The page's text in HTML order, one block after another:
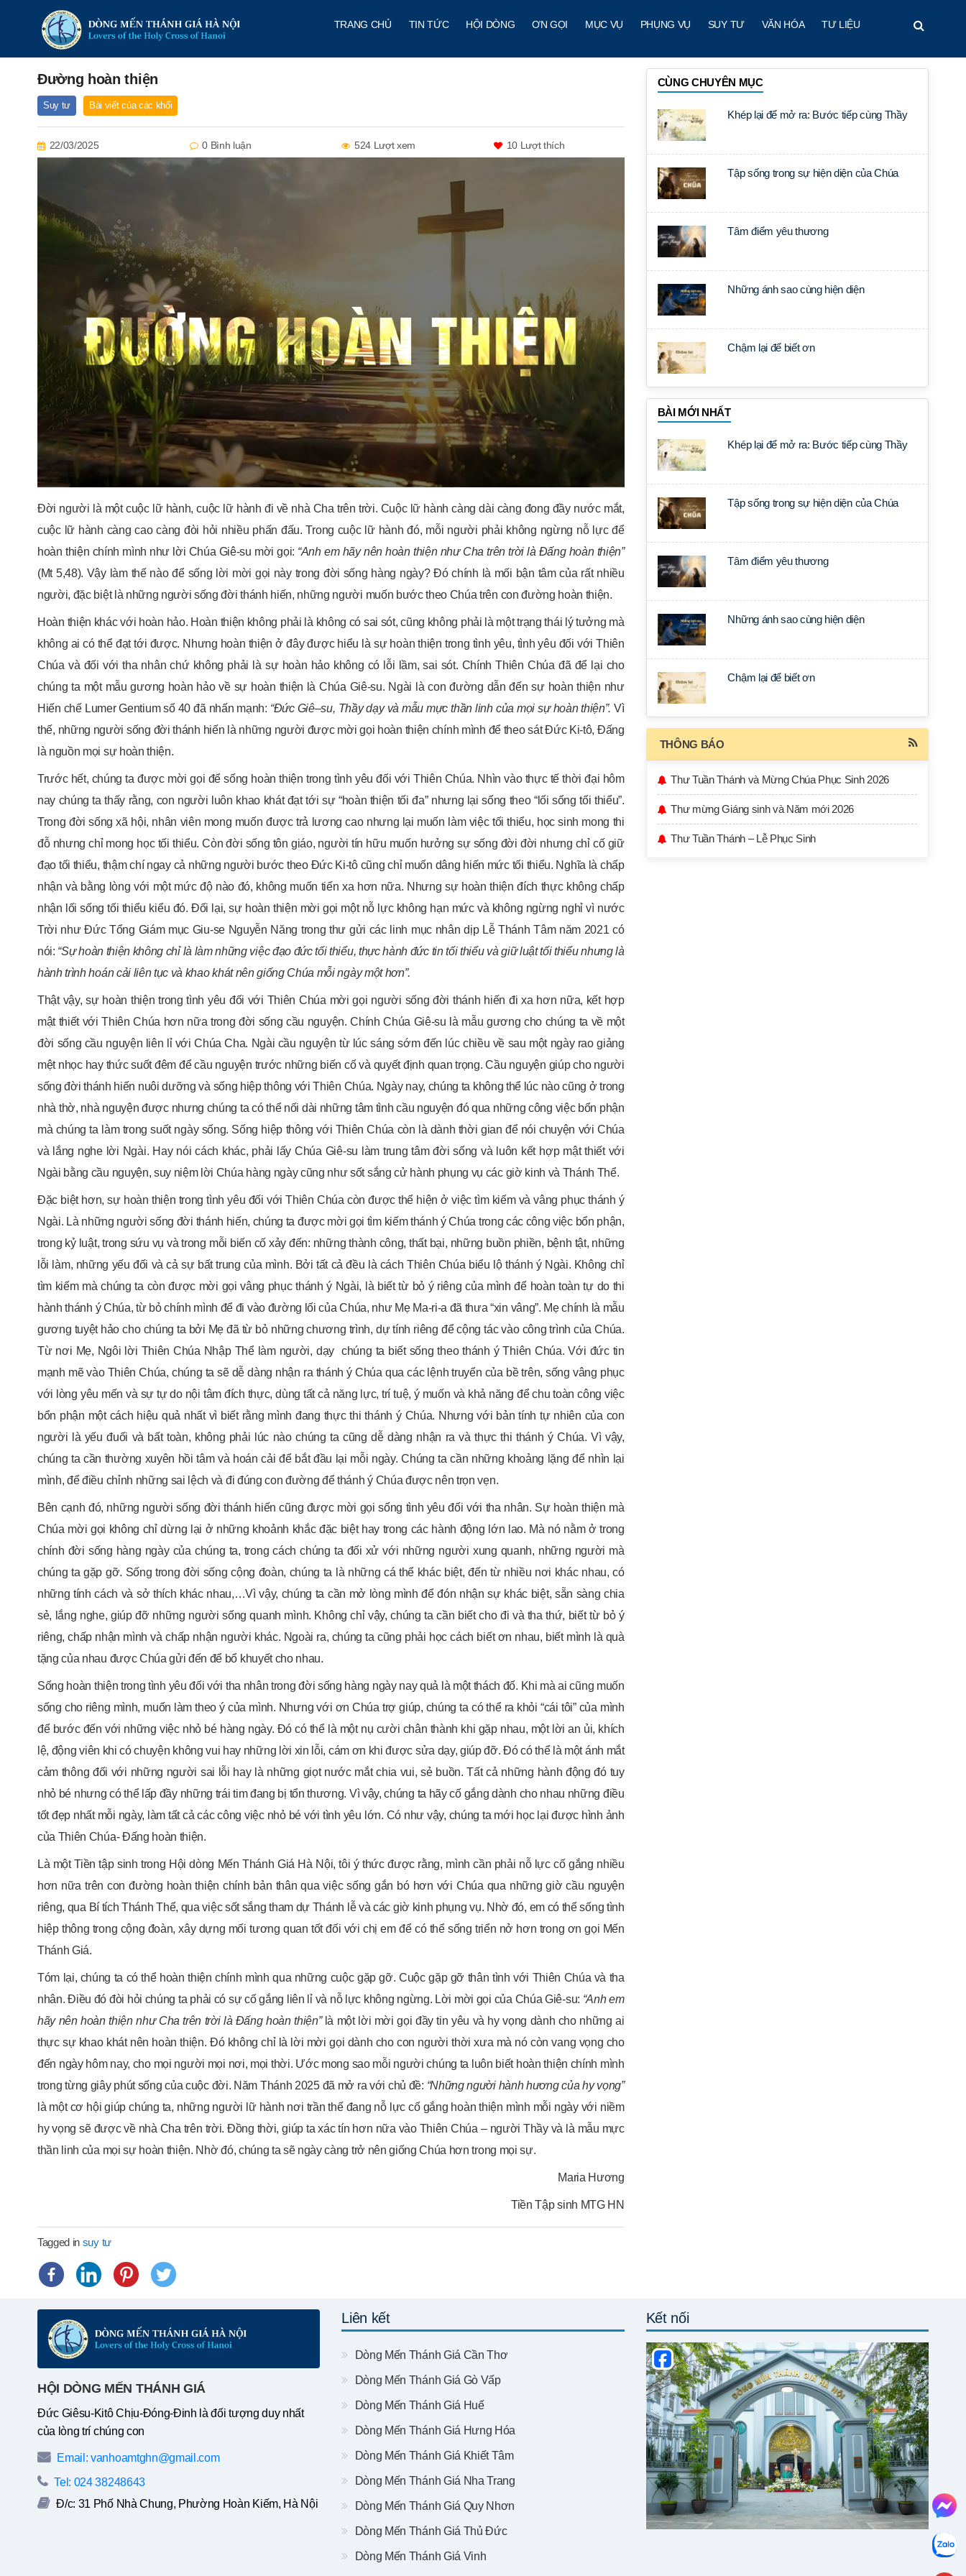
TRANG CHỦ TIN TỨC HỘI DÒNG ƠN GỌI MỤC VỤ PHỤNG VỤ SUY TƯ VĂN HÓA TƯ LIỆU
Đường hoàn thiện
Suy tư Bài viết của các khối
22/03/2025 0 Bình luận 524 Lượt xem 10 Lượt thích
Đời người là một cuộc lữ hành, cuộc lữ hành đi về nhà Cha trên trời. Cuộc lữ hành càng dài càng đong đầy nước mắt,
cuộc lữ hành càng cao càng đòi hỏi nhiều phấn đấu. Trong cuộc lữ hành đó, mỗi người phải không ngừng nỗ lực để
hoàn thiện chính mình như lời Chúa Giê-su mời gọi: “Anh em hãy nên hoàn thiện như Cha trên trời là Đấng hoàn thiện”
(Mt 5,48). Vậy làm thế nào để sống lời mời gọi này trong đời sống hàng ngày? Đó chính là mối bận tâm của rất nhiều
người, đặc biệt là những người sống đời thánh hiến, những người muốn bước theo Chúa trên con đường hoàn thiện.
Hoàn thiện khác với hoàn hảo. Hoàn thiện không phải là không có sai sót, cũng không phải là một trạng thái lý tưởng mà
không ai có thể đạt tới được. Nhưng hoàn thiện ở đây được hiểu là sự hoàn thiện trong tình yêu, tình yêu đối với Thiên
Chúa và đối với tha nhân chứ không phải là sự hoàn hảo không có lỗi lầm, sai sót. Chính Thiên Chúa đã để lại cho
chúng ta một mẫu gương hoàn hảo về sự hoàn thiện là Chúa Giê-su. Ngài là con đường dẫn đến sự hoàn thiện như
Hiến chế Lumer Gentium số 40 đã nhấn mạnh: “Đức Giê–su, Thầy dạy và mẫu mực thần linh của mọi sự hoàn thiện”.Vì
thế, những người sống đời thánh hiến là những người được mời gọi hoàn thiện chính mình để theo sát Đức Ki-tô, Đấng
là nguồn mọi sự hoàn thiện.
Trước hết, chúng ta được mời gọi để sống hoàn thiện trong tình yêu đối với Thiên Chúa. Nhìn vào thực tế thời đại hôm
nay chúng ta thấy rằng, con người luôn khao khát đạt tới sự “hoàn thiện tối đa” nhưng lại sống theo “lối sống tối thiểu”.
Trong đời sống xã hội, nhân viên mong muốn được trả lương cao nhưng lại muốn làm việc tối thiểu, học sinh mong thi
đỗ nhưng chỉ mong học tối thiểu. Còn đời sống tôn giáo, người tín hữu muốn hưởng sự sống đời đời nhưng chỉ cố giữ
đạo tối thiểu, thậm chí ngay cả những người bước theo Đức Ki-tô cũng chỉ muốn dâng hiến mức tối thiểu. Nghĩa là chấp
nhận và bằng lòng với một mức độ nào đó, không muốn tiến xa hơn nữa. Nhưng sự hoàn thiện đích thực không chấp
nhận lối sống tối thiểu kiểu đó. Đối lại, sự hoàn thiện mời gọi một nỗ lực không hạn mức và không ngừng nghỉ vì nước
Trời như Đức Tổng Giám mục Giu-se Nguyễn Năng trong thư gửi các linh mục nhân dịp Lễ Thánh Tâm năm 2021 có
nói: “Sự hoàn thiện không chỉ là làm những việc đạo đức tối thiểu, thực hành đức tin tối thiểu và giữ luật tối thiểu nhưng là
hành trình hoán cải liên tục và khao khát nên giống Chúa mỗi ngày một hơn”.
Thật vậy, sự hoàn thiện trong tình yêu đối với Thiên Chúa mời gọi người sống đời thánh hiến đi xa hơn nữa, kết hợp
mật thiết với Thiên Chúa hơn nữa trong đời sống cầu nguyện. Chính Chúa Giê-su là mẫu gương cho chúng ta về một
đời sống cầu nguyện liên lỉ với Chúa Cha. Ngài cầu nguyện từ lúc sáng sớm đến lúc chiều về sau một ngày rao giảng
mệt nhọc hay thức suốt đêm để cầu nguyện trước những biến cố và quyết định quan trọng. Cầu nguyện giúp cho người
sống đời thánh hiến nuôi dưỡng và sống hiệp thông với Thiên Chúa. Ngày nay, chúng ta không thể lúc nào cũng ở trong
nhà thờ, nhà nguyện được nhưng chúng ta có thể nối dài những tâm tình cầu nguyện đó qua những công việc bổn phận
mà chúng ta làm trong suốt ngày sống. Sống hiệp thông với Thiên Chúa còn là dành thời gian để nói chuyện với Chúa
và lắng nghe lời Ngài. Hay nói cách khác, phải lấy Chúa Giê-su làm trung tâm đời sống và luôn kết hợp mật thiết với
Ngài bằng cầu nguyện, suy niệm lời Chúa hàng ngày cũng như sốt sắng cử hành phụng vụ các giờ kinh và Thánh Thể.
Đặc biệt hơn, sự hoàn thiện trong tình yêu đối với Thiên Chúa còn được thể hiện ở việc tìm kiếm và vâng phục thánh ý
Ngài. Là những người sống đời thánh hiến, chúng ta được mời gọi tìm kiếm thánh ý Chúa trong các công việc bổn phận,
trong kỷ luật, trong sứu vụ và trong mỗi biến cố xảy đến: những thành công, thất bại, những buồn phiền, bệnh tật, những
lỗi làm, những yếu đối và cả sự bất trung của mình. Bởi tất cả đều là cách Thiên Chúa biểu lộ thánh ý Ngài. Không chỉ
tìm kiếm mà chúng ta còn được mời gọi vâng phục thánh ý Ngài, là biết từ bỏ ý riêng của mình để hoàn toàn tự do thi
hành thánh ý Chúa, từ bỏ chính mình để đi vào đường lối của Chúa, như Mẹ Ma-ri-a đã thưa “xin vâng”. Mẹ chính là mẫu
gương tuyệt hảo cho chúng ta bởi Mẹ đã từ bỏ những chương trình, dự tính riêng để cộng tác vào công trình của Chúa.
Từ nơi Mẹ, Ngôi lời Thiên Chúa Nhập Thể làm người, dạy chúng ta biết sống theo thánh ý Thiên Chúa. Với đức tin
mạnh mẽ vào Thiên Chúa, chúng ta sẽ dễ dàng nhận ra thánh ý Chúa qua các lệnh truyển của bề trên, sống vâng phục
với lòng yêu mến và sự tự do nội tâm đích thực, dùng tất cả năng lực, trí tuệ, ý muốn và khả năng để chu toàn công việc
bổn phận một cách hiệu quả nhất vì biết rằng mình đang thực thi thánh ý Chúa. Nhưng với bản tính tự nhiên của con
người là yếu đuối và bất toàn, không phải lúc nào chúng ta cũng dễ dàng nhận ra và thực thi thánh ý Chúa. Vì vậy,
chúng ta cần thường xuyên hồi tâm và hoán cải để bắt đầu lại mỗi ngày. Chúng ta cần những khoảng lặng để nhìn lại
mình, để điều chỉnh những sai lệch và đi đúng con đường để thánh ý Chúa được nên trọn vẹn.
Bên cạnh đó, những người sống đời thánh hiến cũng được mời gọi sống tình yêu đối với tha nhân. Sự hoàn thiện mà
Chúa mời gọi không chỉ dừng lại ở những khoảnh khắc đặc biệt hay trong các hành động lớn lao. Mà nó nằm ở trong
chính đời sống hàng ngày của chúng ta, trong cách chúng ta đối xử với những người xung quanh, những người mà
chúng ta gặp gỡ. Sống trong đời sống cộng đoàn, chúng ta là những cá thể khác biệt, đến từ nhiều nơi khác nhau, có
những tính cách và sở thích khác nhau,…Vì vậy, chúng ta cần mở lòng mình để đón nhận sự khác biệt, sẵn sàng chia
sẻ, lắng nghe, giúp đỡ những người sống quanh mình. Không chỉ vậy, chúng ta cần biết cho đi và tha thứ, biết từ bỏ ý
riêng, chấp nhận mình và chấp nhận người khác. Ngoài ra, chúng ta cũng phải học cách biết ơn nhau, biết mình là quà
tặng của nhau được Chúa gửi đến để bổ khuyết cho nhau.
Sống hoàn thiện trong tình yêu đối với tha nhân trong đời sống hàng ngày nay quả là một thách đố. Khi mà ai cũng muốn
sống cho riêng mình, muốn làm theo ý của mình. Nhưng với ơn Chúa trợ giúp, chúng ta có thể ra khỏi “cái tôi” của mình
để bước đến với những việc nhỏ bé hàng ngày. Đó có thể là một nụ cười chân thành khi gặp nhau, một lời an ủi, khích
lệ, động viên khi có chuyện không vui hay những lời xin lỗi, cám ơn khi được sửa dạy, giúp đỡ. Đó có thể là một ánh mắt
cảm thông đối với những người sai lỗi hay là những giọt nước mắt chia vui, sẻ buồn. Tất cả những hành động đó tuy
nhỏ bé nhưng có thể lấp đầy những trái tim đang bị tổn thương. Vì vậy, chúng ta hãy cố gắng dành cho nhau những điều
tốt đẹp nhất mỗi ngày, làm tất cả các công việc nhỏ bé với tình yêu lớn. Có như vậy, chúng ta mới học lại được hình ảnh
của Thiên Chúa- Đấng hoàn thiện.
Là một Tiền tập sinh trong Hội dòng Mến Thánh Giá Hà Nội, tôi ý thức được rằng, mình cần phải nỗ lực cố gắng nhiều
hơn nữa trên con đường hoàn thiện chính bản thân qua việc sống gắn bó hơn với Chúa qua những giờ cầu nguyện
riêng, qua Bí tích Thánh Thể, qua việc sốt sắng tham dự Thánh lễ và các giờ kinh phụng vụ. Nhờ đó, em có thể sống tình
hiệp thông trong cộng đoàn, xây dựng mối tương quan tốt đối với chị em để có thể sống triển nở hơn trong ơn gọi Mến
Thánh Giá.
Tóm lại, chúng ta có thể hoàn thiện chính mình qua những cuộc gặp gỡ. Cuộc gặp gỡ thân tình với Thiên Chúa và tha
nhân. Điều đó đòi hỏi chúng ta phải có sự cố gắng liên lỉ và nỗ lực không ngừng. Lời mời gọi của Chúa Giê-su: “Anh em
hãy nên hoàn thiện như Cha trên trời là Đấng hoàn thiện”là một lời mời gọi đầy tin yêu và hy vọng dành cho những ai
thực sự khao khát nên hoàn thiện. Đó không chỉ là lời mời gọi dành cho con người thời xưa mà nó còn vang vọng cho
đến ngày hôm nay, cho mọi người mọi nơi, mọi thời. Ước mong sao mỗi người chúng ta luôn biết hoàn thiện chính mình
trong từng giây phút sống của cuộc đời. Năm Thánh 2025 đã mở ra với chủ đề: “Những người hành hương của hy vọng”
là một cơ hội giúp chúng ta, những người lữ hành nơi trần thế đang nỗ lực cố gắng hoàn thiện mình mỗi ngày với niềm
hy vọng sẽ được về nhà Cha trên trời. Đồng thời, giúp ta xác tín hơn nữa vào Thiên Chúa – người Thầy và là mẫu mực
thần linh của mọi sự hoàn thiện. Nhờ đó, chúng ta sẽ ngày càng trở nên giống Chúa hơn trong mọi sự.
Maria Hương
Tiền Tập sinh MTG HN
Tagged in suy tư
CÙNG CHUYÊN MỤC
Khép lại để mở ra: Bước tiếp cùng Thầy
Tập sống trong sự hiện diện của Chúa
Tâm điểm yêu thương
Những ánh sao cùng hiện diện
Chậm lại để biết ơn
BÀI MỚI NHẤT
Khép lại để mở ra: Bước tiếp cùng Thầy
Tập sống trong sự hiện diện của Chúa
Tâm điểm yêu thương
Những ánh sao cùng hiện diện
Chậm lại để biết ơn
THÔNG BÁO
Thư Tuần Thánh và Mừng Chúa Phục Sinh 2026
Thư mừng Giáng sinh và Năm mới 2026
Thư Tuần Thánh – Lễ Phục Sinh
HỘI DÒNG MẾN THÁNH GIÁ
Đức Giêsu-Kitô Chịu-Đóng-Đinh là đối tượng duy nhất
của lòng trí chúng con
Email: vanhoamtghn@gmail.com
Tel: 024 38248643
Đ/c: 31 Phố Nhà Chung, Phường Hoàn Kiếm, Hà Nội
Liên kết
Dòng Mến Thánh Giá Cần Thơ
Dòng Mến Thánh Giá Gò Vấp
Dòng Mến Thánh Giá Huế
Dòng Mến Thánh Giá Hưng Hóa
Dòng Mến Thánh Giá Khiết Tâm
Dòng Mến Thánh Giá Nha Trang
Dòng Mến Thánh Giá Quy Nhơn
Dòng Mến Thánh Giá Thủ Đức
Dòng Mến Thánh Giá Vinh
Kết nối